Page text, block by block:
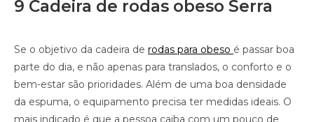
9 Cadeira de rodas obeso Serra
Se o objetivo da cadeira de rodas para obeso é passar boa
parte do dia, e não apenas para translados, o conforto e o
bem-estar são prioridades. Além de uma boa densidade
da espuma, o equipamento precisa ter medidas ideais. O
mais indicado é que a pessoa caiba com um pouco de